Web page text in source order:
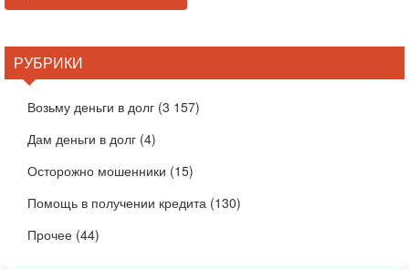
РУБРИКИ
Возьму деньги в долг (3 157)
Дам деньги в долг (4)
Осторожно мошенники (15)
Помощь в получении кредита (130)
Прочее (44)